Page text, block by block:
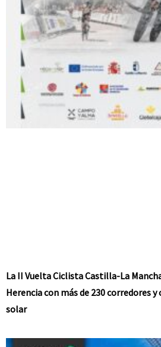
La II Vuelta Ciclista Castilla-La
Herencia con más de 230 corredores
solar